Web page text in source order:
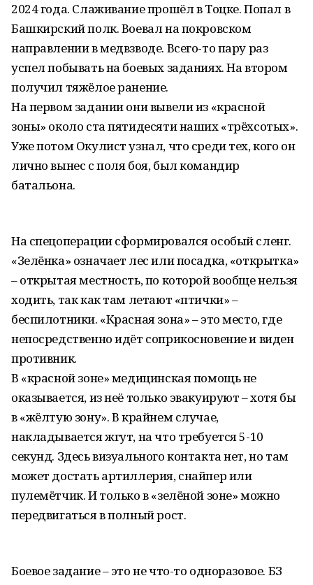
2024 года. Слаживание прошёл в Тоцке. Попал в
Башкирский полк. Воевал на покровском
направлении в медвзводе. Всего-то пару раз
успел побывать на боевых заданиях. На втором
получил тяжёлое ранение.
На первом задании они вывели из «красной
зоны» около ста пятидесяти наших «трёхсотых».
Уже потом Окулист узнал, что среди тех, кого он
лично вынес с поля боя, был командир
батальона.
На спецоперации сформировался особый сленг.
«Зелёнка» означает лес или посадка, «открытка»
– открытая местность, по которой вообще нельзя
ходить, так как там летают «птички» –
беспилотники. «Красная зона» – это место, где
непосредственно идёт соприкосновение и виден
противник.
В «красной зоне» медицинская помощь не
оказывается, из неё только эвакуируют – хотя бы
в «жёлтую зону». В крайнем случае,
накладывается жгут, на что требуется 5-10
секунд. Здесь визуального контакта нет, но там
может достать артиллерия, снайпер или
пулемётчик. И только в «зелёной зоне» можно
передвигаться в полный рост.
Боевое задание – это не что-то одноразовое. БЗ